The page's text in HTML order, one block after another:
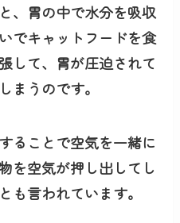
、胃の中で水分を吸収
でキャットフードを食
して、 胃が圧迫されて
まうのです。
ることで空気を一緒に
を空気が押し出してし
も言われています。